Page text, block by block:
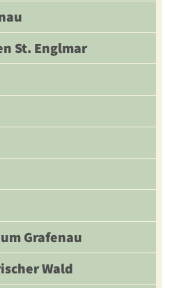
St. Englmar
Grafenau
Wald